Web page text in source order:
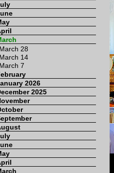
March 28
March 14
March 7
2026
2025